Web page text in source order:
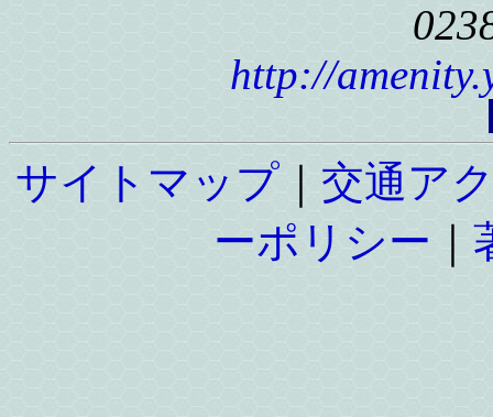
http://
サイトマップ
交通ア
ーポリシー